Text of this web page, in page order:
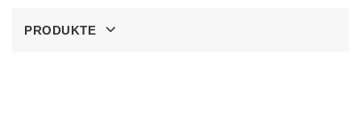
PRODUKTE